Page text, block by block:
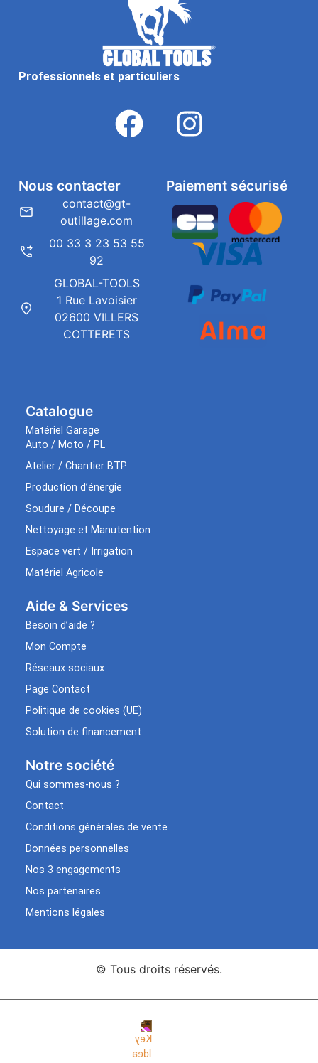
Professionnels et particuliers
Catalogue
Matériel Garage
Auto / Moto / PL
Atelier / Chantier BTP
Production d’énergie
Soudure / Découpe
Nettoyage et Manutention
Espace vert / Irrigation
Matériel Agricole
Aide & Services​
Besoin d’aide ?
Mon Compte
Réseaux sociaux
Page Contact
Politique de cookies (UE)
Solution de financement
Notre société
Qui sommes-nous ?
Contact
Conditions générales de vente
Données personnelles
Nos 3 engagements
Nos partenaires
Mentions légales
Paiement sécurisé
Nous contacter
contact@gt-
outillage.com
00 33 3 23 53 55
92
GLOBAL-TOOLS
1 Rue Lavoisier
02600 VILLERS
COTTERETS
© Tous droits réservés.